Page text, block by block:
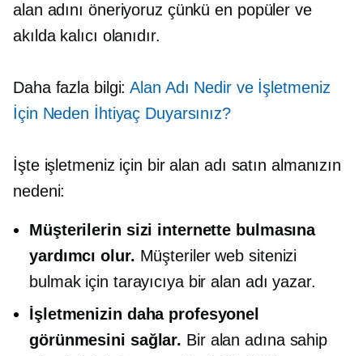
alan adını öneriyoruz çünkü en popüler ve
akılda kalıcı olanıdır.
Daha fazla bilgi:Alan Adı Nedir ve İşletmeniz
İçin Neden İhtiyaç Duyarsınız?
İşte işletmeniz için bir alan adı satın almanızın
nedeni:
Müşterilerin sizi internette bulmasına
yardımcı olur. Müşteriler web sitenizi
bulmak için tarayıcıya bir alan adı yazar.
İşletmenizin daha profesyonel
görünmesini sağlar. Bir alan adına sahip